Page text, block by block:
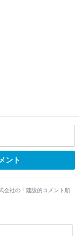
ント
会社の「建設的コメント順